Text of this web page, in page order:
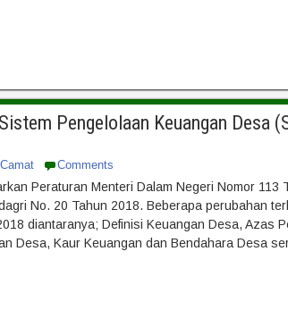
Pengelolaan Keuangan Desa
Comments
Peraturan Menteri Dalam Negeri Nomor
No. 20 Tahun 2018. Beberapa perubahan
diantaranya; Definisi Keuangan Desa, Azas
Desa, Kaur Keuangan dan Bendahara Desa